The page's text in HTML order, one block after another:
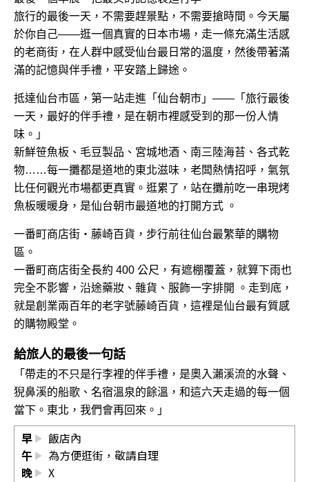
旅行的最後一天，不需要趕景點，不需要搶時間。今天屬
於你自己——逛一個真實的日本市場，走一條充滿生活感
的老商街，在人群中感受仙台最日常的溫度，然後帶著滿
滿的記憶與伴手禮，平安踏上歸途。
抵達仙台市區，第一站走進「仙台朝市」——「旅行最後
一天，最好的伴手禮，是在朝市裡感受到的那一份人情
味。」
新鮮笹魚板、毛豆製品、宮城地酒、南三陸海苔、各式乾
物……每一攤都是道地的東北滋味，老闆熱情招呼，氣氛
比任何觀光市場都更真實。逛累了，站在攤前吃一串現烤
魚板暖暖身，是仙台朝市最道地的打開方式 。
一番町商店街・藤崎百貨，步行前往仙台最繁華的購物
區。
一番町商店街全長約 400 公尺，有遮棚覆蓋，就算下雨也
完全不影響，沿途藥妝、雜貨、服飾一字排開 。走到底，
就是創業兩百年的老字號藤崎百貨，這裡是仙台最有質感
的購物殿堂。
給旅人的最後一句話
「帶走的不只是行李裡的伴手禮，是奧入瀨溪流的水聲、
猊鼻溪的船歌、名宿溫泉的餘溫，和這六天走過的每一個
當下。東北，我們會再回來。」
早
飯店內
午
為方便逛街，敬請自理
晚
X